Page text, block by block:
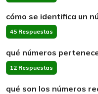
cómo se identifica un
45 Respuestas
qué números
12 Respuestas
qué son los números